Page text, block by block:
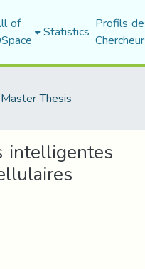
of Statistics Profils
Master Thesis
intelligentes